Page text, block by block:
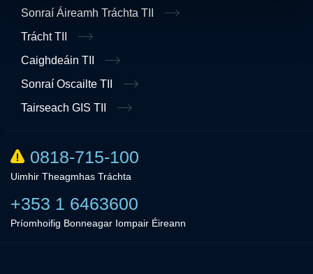
Sonraí Áireamh Tráchta TII
Trácht TII
Caighdeáin TII
Sonraí Oscailte TII
Tairseach GIS TII
0818-715-100
Uimhir Theagmhas Tráchta
+353 1 6463600
Príomhoifig Bonneagar Iompair Éireann